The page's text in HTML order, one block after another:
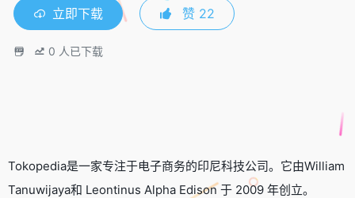
立即下载 赞 22
0 人已下载
Tokopedia是一家专注于电子商务的印尼科技公司。它由William
Tanuwijaya和 Leontinus Alpha Edison 于 2009 年创立。